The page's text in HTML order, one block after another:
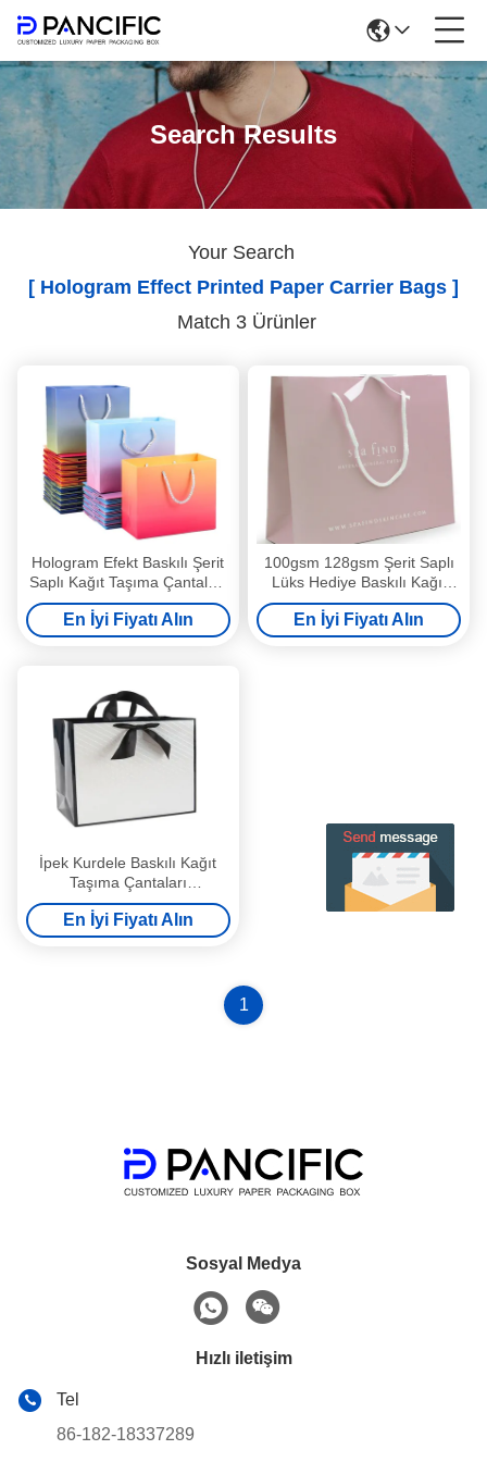
Search Results
Your Search
[ Hologram Effect Printed Paper Carrier Bags ]
Match 3 Ürünler
Hologram Efekt Baskılı Şerit
Saplı Kağıt Taşıma Çantaları
Pantone
En İyi Fiyatı Alın
100gsm 128gsm Şerit Saplı
Lüks Hediye Baskılı Kağıt
Taşıma Çantaları
En İyi Fiyatı Alın
İpek Kurdele Baskılı Kağıt
Taşıma Çantaları
110*50*190mm Düz Hediye
Çantaları ODM
En İyi Fiyatı Alın
1
Sosyal Medya
Hızlı iletişim
Tel
86-182-18337289